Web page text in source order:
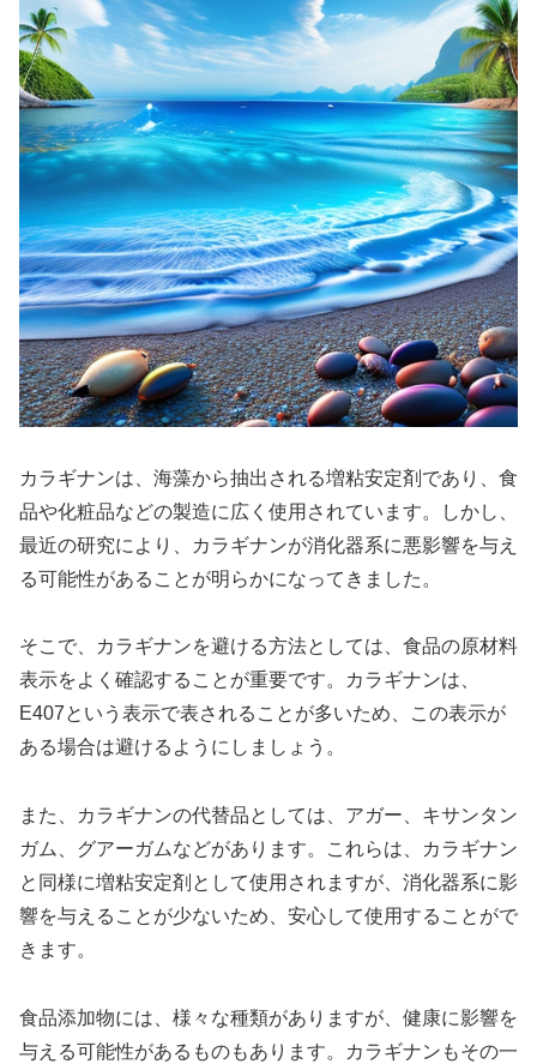
カラギナンは、海藻から抽出される増粘安定剤であり、食
品や化粧品などの製造に広く使用されています。しかし、
最近の研究により、カラギナンが消化器系に悪影響を与え
る可能性があることが明らかになってきました。
そこで、カラギナンを避ける方法としては、食品の原材料
表示をよく確認することが重要です。カラギナンは、
E407という表示で表されることが多いため、この表示が
ある場合は避けるようにしましょう。
また、カラギナンの代替品としては、アガー、キサンタン
ガム、グアーガムなどがあります。これらは、カラギナン
と同様に増粘安定剤として使用されますが、消化器系に影
響を与えることが少ないため、安心して使用することがで
きます。
食品添加物には、様々な種類がありますが、健康に影響を
与える可能性があるものもあります。カラギナンもその一